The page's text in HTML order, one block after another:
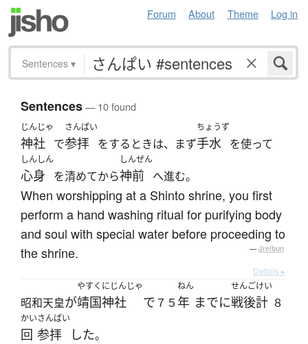
Forum About Theme Log in
Sentences ▾
Sentences— 10 found
じんじゃ
神社 で
さんぱい
参拝 をするときは、まず
ちょうず
手水 を使って
しんしん
心身 を清めてから
しんぜん
神前 へ進む。
When worshipping at a Shinto shrine, you first
perform a hand washing ritual for purifying body
and soul with special water before proceeding to
the shrine.
— Jreibun
Details ▸
昭和天皇が
やすくにじんじゃ
靖国神社 で７５
ねん
年 までに
せんご
戦後
けい
計 ８
かい
回
さんぱい
参拝 した。